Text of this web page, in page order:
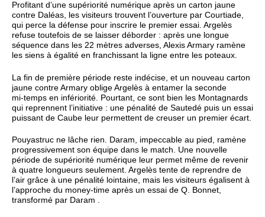
Profitant d’une supériorité numérique après un carton jaune
contre Daléas, les visiteurs trouvent l’ouverture par Courtiade,
qui perce la défense pour inscrire le premier essai. Argelès
refuse toutefois de se laisser déborder : après une longue
séquence dans les 22 mètres adverses, Alexis Armary ramène
les siens à égalité en franchissant la ligne entre les poteaux.
La fin de première période reste indécise, et un nouveau carton
jaune contre Armary oblige Argelès à entamer la seconde
mi‑temps en infériorité. Pourtant, ce sont bien les Montagnards
qui reprennent l’initiative : une pénalité de Sautedé puis un essai
puissant de Caube leur permettent de creuser un premier écart.
Pouyastruc ne lâche rien. Daram, impeccable au pied, ramène
progressivement son équipe dans le match. Une nouvelle
période de supériorité numérique leur permet même de revenir
à quatre longueurs seulement. Argelès tente de reprendre de
l’air grâce à une pénalité lointaine, mais les visiteurs égalisent à
l’approche du money‑time après un essai de Q. Bonnet,
transformé par Daram .